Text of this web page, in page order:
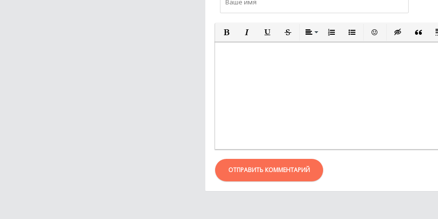
ПОЛУЖИРНЫЙ
КУРСИВПОДЧЕРКНУТЫЙ
ЗАЧЕРКНУТЫЙВЫРАВНИВАНИЕ
НУМЕРОВАННЫЙ СПИСОК
МАРКИРОВАННЫЙ
ВСТАВИТЬВСТАВКА
ОТПРАВИТЬ КОММЕНТАРИЙ